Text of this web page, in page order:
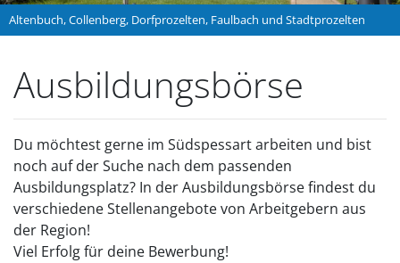
Altenbuch, Collenberg, Dorfprozelten, Faulbach und Stadtprozelten
Ausbildungsbörse
Du möchtest gerne im Südspessart arbeiten und bist
noch auf der Suche nach dem passenden
Ausbildungsplatz? In der Ausbildungsbörse findest du
verschiedene Stellenangebote von Arbeitgebern aus
der Region!
Viel Erfolg für deine Bewerbung!